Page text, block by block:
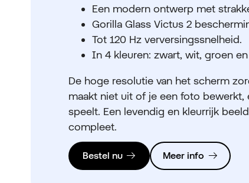
Een modern ontwerp met
Gorilla Glass Victus 2
Tot 120 Hz verversingssnelheid.
In 4 kleuren: zwart, wit, groen en
De hoge resolutie van het scherm
maakt niet uit of je een foto
speelt. Een levendig en kleurrijk
compleet.
Bestel nu Meer info